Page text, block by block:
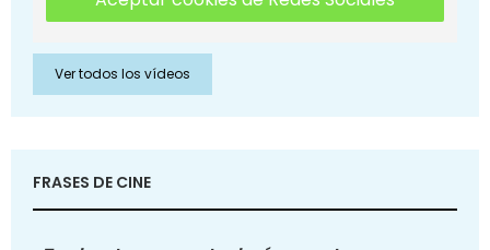
Ver todos los vídeos
FRASES DE CINE